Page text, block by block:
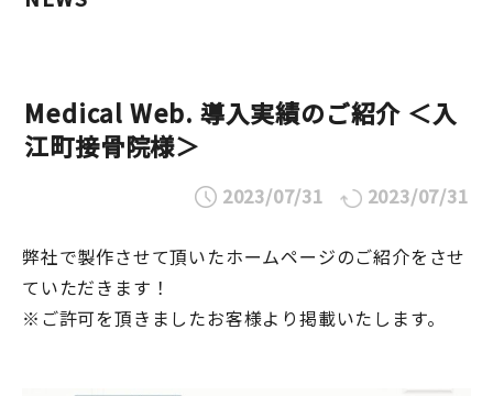
Medical Web. 導入実績のご紹介 ＜入
江町接骨院様＞
2023/07/31 2023/07/31
弊社で製作させて頂いたホームページのご紹介をさせ
ていただきます！
※ご許可を頂きましたお客様より掲載いたします。